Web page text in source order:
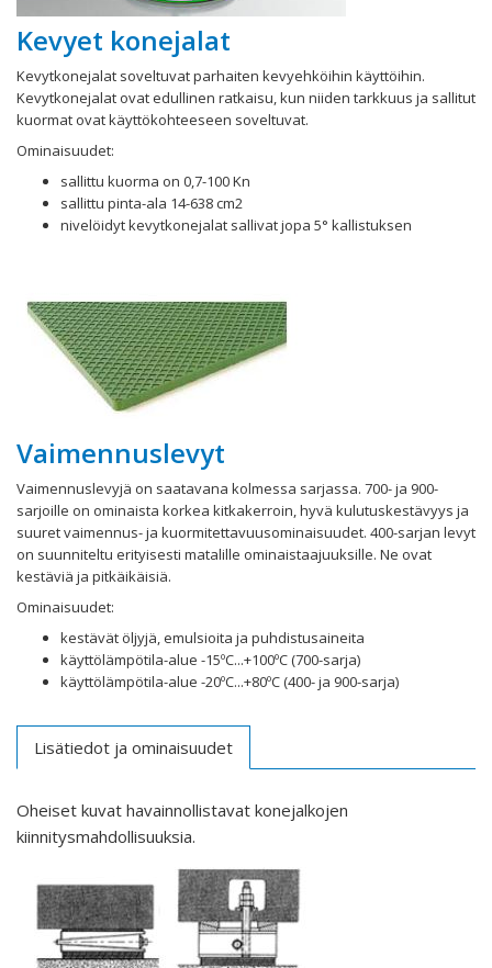
Kevyet konejalat
Kevytkonejalat soveltuvat parhaiten kevyehköihin käyttöihin.
Kevytkonejalat ovat edullinen ratkaisu, kun niiden tarkkuus ja sallitut
kuormat ovat käyttökohteeseen soveltuvat.
Ominaisuudet:
sallittu kuorma on 0,7-100 Kn
sallittu pinta-ala 14-638 cm2
nivelöidyt kevytkonejalat sallivat jopa 5° kallistuksen
Vaimennuslevyt
Vaimennuslevyjä on saatavana kolmessa sarjassa. 700- ja 900-
sarjoille on ominaista korkea kitkakerroin, hyvä kulutuskestävyys ja
suuret vaimennus- ja kuormitettavuusominaisuudet. 400-sarjan levyt
on suunniteltu erityisesti matalille ominaistaajuuksille. Ne ovat
kestäviä ja pitkäikäisiä.
Ominaisuudet:
kestävät öljyjä, emulsioita ja puhdistusaineita
käyttölämpötila-alue -15ºC...+100ºC (700-sarja)
käyttölämpötila-alue -20ºC...+80ºC (400- ja 900-sarja)
Lisätiedot ja ominaisuudet
Oheiset kuvat havainnollistavat konejalkojen
kiinnitysmahdollisuuksia.